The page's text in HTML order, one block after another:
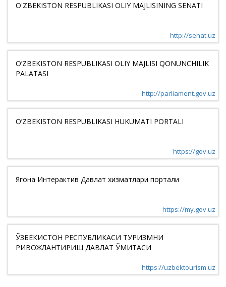
O'ZBEKISTON RESPUBLIKASI OLIY MAJLISINING SENATI
http://senat.uz
O’ZBEKISTON RESPUBLIKASI OLIY MAJLISI QONUNCHILIK
PALATASI
http://parliament.gov.uz
O’ZBEKISTON RESPUBLIKASI HUKUMATI PORTALI
https://gov.uz
Ягона Интерактив Давлат хизматлари портали
https://my.gov.uz
ЎЗБЕКИСТОН РЕСПУБЛИКАСИ ТУРИЗМНИ
РИВОЖЛАНТИРИШ ДАВЛАТ ҚЎМИТАСИ
https://uzbektourism.uz